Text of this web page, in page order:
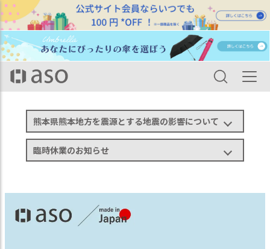
HOME カテゴリ一覧
【アウトレット】クリアブックカバー ノートカバー フォグ Clear Bookcover fo
g Notecover fog FG-M240
熊本県熊本地方を震源とする地震の影響について
臨時休業のお知らせ